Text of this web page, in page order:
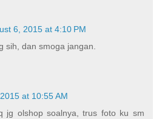
6, 2015 at 4:10 PM
sih, dan smoga jangan.
at 10:55 AM
jg olshop soalnya, trus foto ku sm